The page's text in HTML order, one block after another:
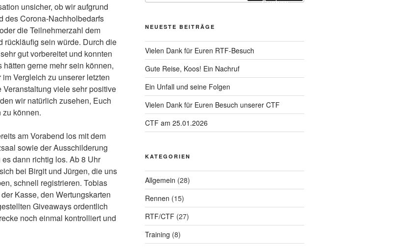
unsicher, ob wir aufgrund
des Corona-Nachholbedarfs
die Teilnehmerzahl dem
rückläufig sein würde. Durch die
gut vorbereitet und konnten
gerne mehr sein können,
Vergleich zu unserer letzten
viele sehr positive
wir natürlich zusehen, Euch
können.
am Vorabend los mit dem
sowie der Ausschilderung
dann richtig los. Ab 8 Uhr
bei Birgit und Jürgen, die uns
schnell registrieren. Tobias
Kasse, den Wertungskarten
Giveaways ordentlich
noch einmal kontrolliert und
Suchen
NEUESTE BEITRÄGE
Vielen Dank für Euren RTF-Besuch
Gute Reise, Koos! Ein Nachruf
Ein Unfall und seine Folgen
Vielen Dank für Euren Besuch unserer CTF
CTF am 25.01.2026
KATEGORIEN
Allgemein (28)
Rennen (15)
RTF/CTF(27)
Training (8)